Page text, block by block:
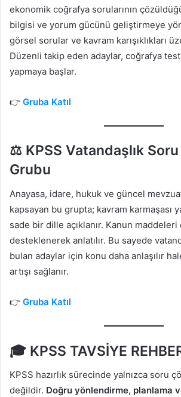
ekonomik coğrafya sorularının
bilgisi ve yorum gücünü geliştirmeye
görsel sorular ve kavram karışıklıkları
Düzenli takip eden adaylar, coğrafya
yapmaya başlar.
👉 Gruba Katıl
⚖️ KPSS Vatandaşlık
Grubu
Anayasa, idare, hukuk ve güncel
kapsayan bu grupta; kavram karmaşası
sade bir dille açıklanır. Kanun
desteklenerek anlatılır. Bu sayede
bulan adaylar için konu daha anlaşılır
artışı sağlanır.
👉 Gruba Katıl
🎓 KPSS TAVSİYE
KPSS hazırlık sürecinde yalnızca soru
değildir. Doğru yönlendirme, planlama